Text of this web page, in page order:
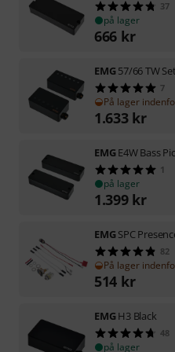
37
på lager
666 kr
EMG57/66 TW
7
På lager
1.633 kr
EMGE4W Bass
1
på lager
1.399 kr
EMGSPC
82
På lager
514 kr
EMGH3 Black
48
på lager